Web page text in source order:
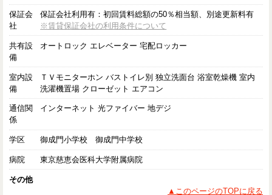
保証会
社
保証会社利用有：初回賃料総額の50％相当額、別途更新料有
※賃貸保証会社の利用条件について
共有設
備
オートロック エレベーター 宅配ロッカー
室内設
備
ＴＶモニターホン バストイレ別 独立洗面台 浴室乾燥機 室内
洗濯機置場 クローゼット エアコン
通信関
係
インターネット 光ファイバー 地デジ
学区 御成門小学校 御成門中学校
病院 東京慈恵会医科大学附属病院
その他
▲このページのTOPに戻る